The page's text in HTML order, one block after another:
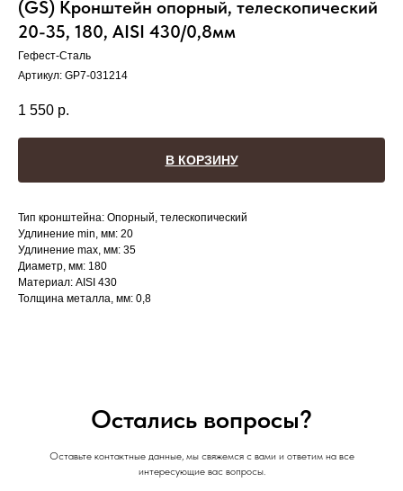
(GS) Кронштейн опорный, телескопический
20-35, 180, AISI 430/0,8мм
Гефест-Сталь
Артикул: GP7-031214
1 550 р.
В КОРЗИНУ
Тип кронштейна: Опорный, телескопический
Удлинение min, мм: 20
Удлинение max, мм: 35
Диаметр, мм: 180
Материал: AISI 430
Толщина металла, мм: 0,8
Остались вопросы?
Оставьте контактные данные, мы свяжемся с вами и ответим на все
интересующие вас вопросы.